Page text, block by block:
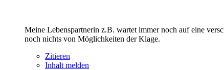
Meine Lebenspartnerin z.B. wartet immer noch auf eine
noch nichts von Möglichkeiten der Klage.
Zitieren
Inhalt melden